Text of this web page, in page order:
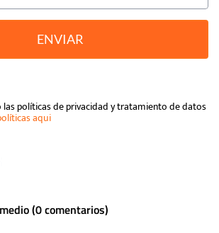
ENVIAR
las políticas de privacidad y tratamiento de datos
(0 comentarios)